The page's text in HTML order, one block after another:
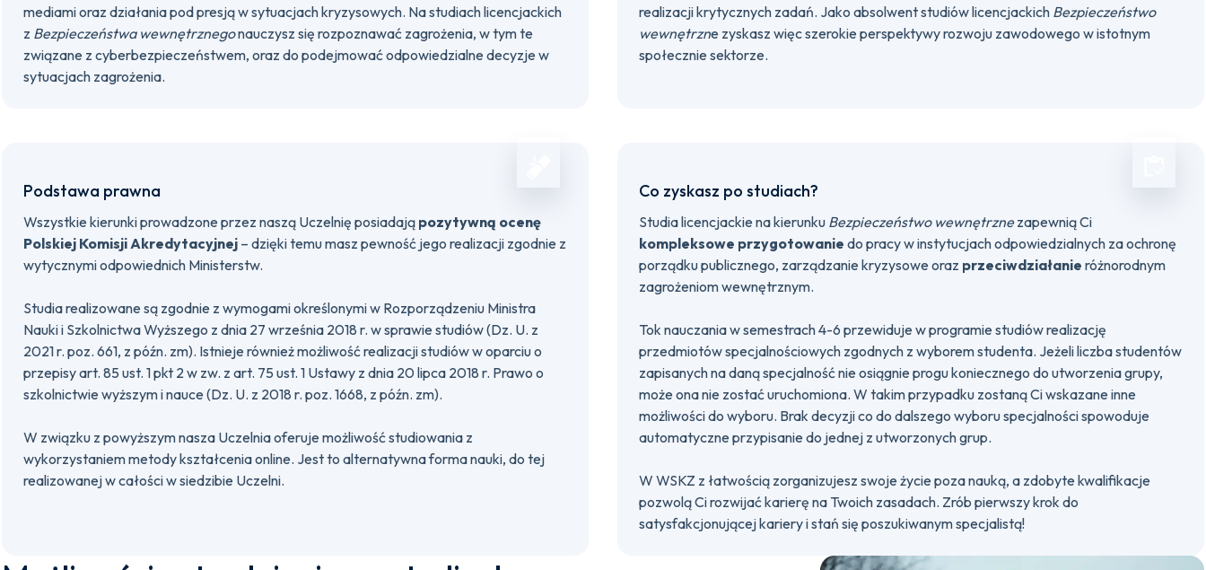
mediami oraz działania pod presją w sytuacjach kryzysowych. Na studiach licencjackich
z Bezpieczeństwa wewnętrznegonauczysz się rozpoznawać zagrożenia, w tym te
związane z cyberbezpieczeństwem, oraz do podejmować odpowiedzialne decyzje w
sytuacjach zagrożenia.
realizacji krytycznych zadań. Jako absolwent studiów licencjackich Bezpieczeństwo
wewnętrzne zyskasz więc szerokie perspektywy rozwoju zawodowego w istotnym
społecznie sektorze.
Podstawa prawna
Wszystkie kierunki prowadzone przez naszą Uczelnię posiadają pozytywną ocenę
Polskiej Komisji Akredytacyjnej – dzięki temu masz pewność jego realizacji zgodnie z
wytycznymi odpowiednich Ministerstw.
Studia realizowane są zgodnie z wymogami określonymi w Rozporządzeniu Ministra
Nauki i Szkolnictwa Wyższego z dnia 27 września 2018 r. w sprawie studiów (Dz. U. z
2021 r. poz. 661, z późn. zm). Istnieje również możliwość realizacji studiów w oparciu o
przepisy art. 85 ust. 1 pkt 2 w zw. z art. 75 ust. 1 Ustawy z dnia 20 lipca 2018 r. Prawo o
szkolnictwie wyższym i nauce (Dz. U. z 2018 r. poz. 1668, z późn. zm).
W związku z powyższym nasza Uczelnia oferuje możliwość studiowania z
wykorzystaniem metody kształcenia online. Jest to alternatywna forma nauki, do tej
realizowanej w całości w siedzibie Uczelni.
Co zyskasz po studiach?
Studia licencjackie na kierunku Bezpieczeństwo wewnętrznezapewnią Ci
kompleksowe przygotowanie do pracy w instytucjach odpowiedzialnych za ochronę
porządku publicznego, zarządzanie kryzysowe oraz przeciwdziałanie różnorodnym
zagrożeniom wewnętrznym.
Tok nauczania w semestrach 4-6 przewiduje w programie studiów realizację
przedmiotów specjalnościowych zgodnych z wyborem studenta. Jeżeli liczba studentów
zapisanych na daną specjalność nie osiągnie progu koniecznego do utworzenia grupy,
może ona nie zostać uruchomiona. W takim przypadku zostaną Ci wskazane inne
możliwości do wyboru. Brak decyzji co do dalszego wyboru specjalności spowoduje
automatyczne przypisanie do jednej z utworzonych grup.
W WSKZ z łatwością zorganizujesz swoje życie poza nauką, a zdobyte kwalifikacje
pozwolą Ci rozwijać karierę na Twoich zasadach. Zrób pierwszy krok do
satysfakcjonującej kariery i stań się poszukiwanym specjalistą!